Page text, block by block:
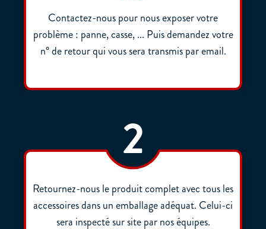
Contactez-nous pour nous exposer votre
problème : panne, casse, ... Puis demandez votre
n° de retour qui vous sera transmis par email.
2
Retournez-nous le produit complet avec tous les
accessoires dans un emballage adéquat. Celui-ci
sera inspecté sur site par nos équipes.